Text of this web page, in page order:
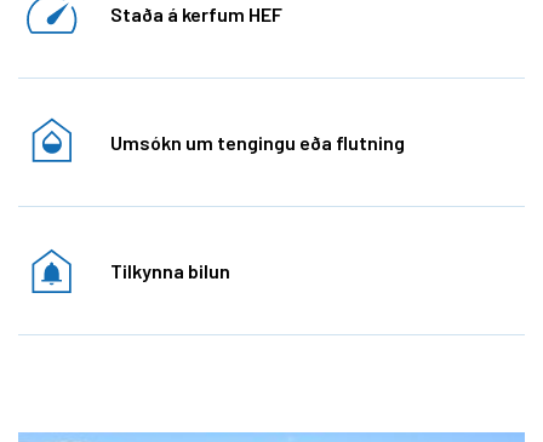
Staða á kerfum HEF
Umsókn um tengingu eða flutning
Tilkynna bilun